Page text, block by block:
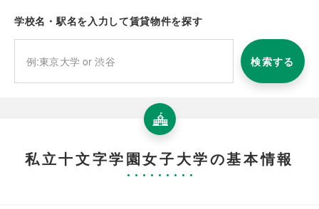
学校名・駅名を入力して賃貸物件を探す
検索する
私立十文字学園女子大学の基本情報